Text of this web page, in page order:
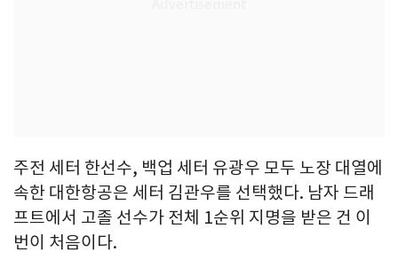
주전 세터 한선수, 백업 세터 유광우 모두 노장 대열에
속한 대한항공은 세터 김관우를 선택했다. 남자 드래
프트에서 고졸 선수가 전체 1순위 지명을 받은 건 이
번이 처음이다.